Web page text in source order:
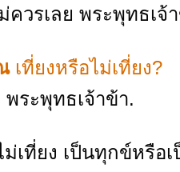
วรเลย พระพุทธเจ้
เที่ยงหรือไม่เที่ยง?
พระพุทธเจ้าข้า.
เที่ยง เป็นทุกข์หรือเ